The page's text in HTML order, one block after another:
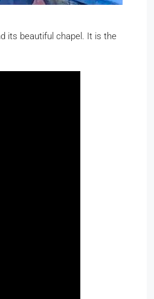
its beautiful chapel. It is the